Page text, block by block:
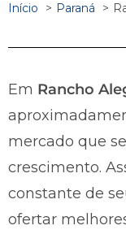
Início Paraná
Em Rancho
mercado que
crescimento.
constante de
ofertar